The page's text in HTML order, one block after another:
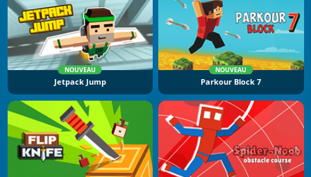
NOUVEAU
Jetpack Jump
NOUVEAU
Parkour Block 7